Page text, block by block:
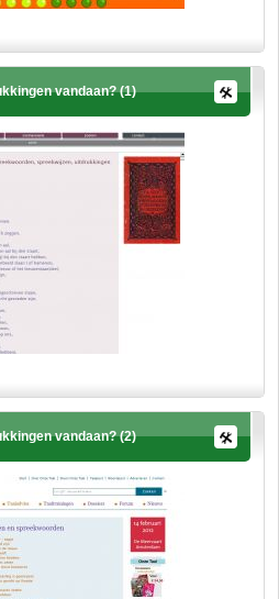
vandaan? (1)
vandaan? (2)